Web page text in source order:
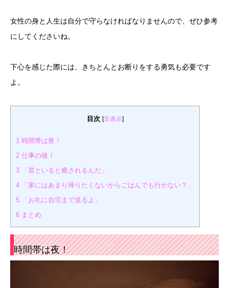
女性の身と人生は自分で守らなければなりませんので、ぜひ参考
にしてくださいね。
下心を感じた際には、きちとんとお断りをする勇気も必要です
よ。
目次 [非表示]
1 時間帯は夜！
2 仕事の後！
3 「君といると癒されるんだ」
4 「家にはあまり帰りたくないからごはんでも行かない？」
5 「お礼に自宅まで送るよ」
6 まとめ
時間帯は夜！